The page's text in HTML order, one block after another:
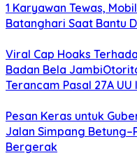
1 Karyawan Tewas,
Batanghari Saat Bantu
Viral Cap Hoaks
Badan Bela
Terancam Pasal 27A UU
Pesan Keras untuk
Jalan Simpang
Bergerak